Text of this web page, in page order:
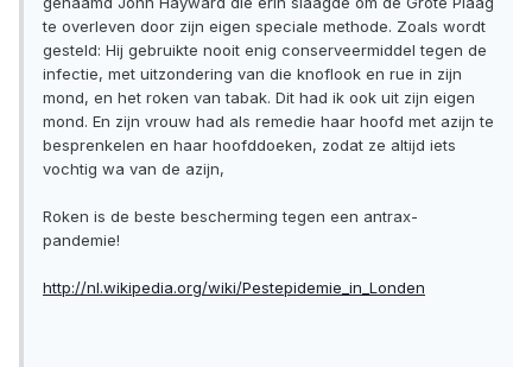
te overleven door zijn eigen speciale methode. Zoals wordt
gesteld: Hij gebruikte nooit enig conserveermiddel tegen de
infectie, met uitzondering van die knoflook en rue in zijn
mond, en het roken van tabak. Dit had ik ook uit zijn eigen
mond. En zijn vrouw had als remedie haar hoofd met azijn te
besprenkelen en haar hoofddoeken, zodat ze altijd iets
vochtig wa van de azijn,
Roken is de beste bescherming tegen een antrax-
pandemie!
http://nl.wikipedia.org/wiki/Pestepidemie_in_Londen